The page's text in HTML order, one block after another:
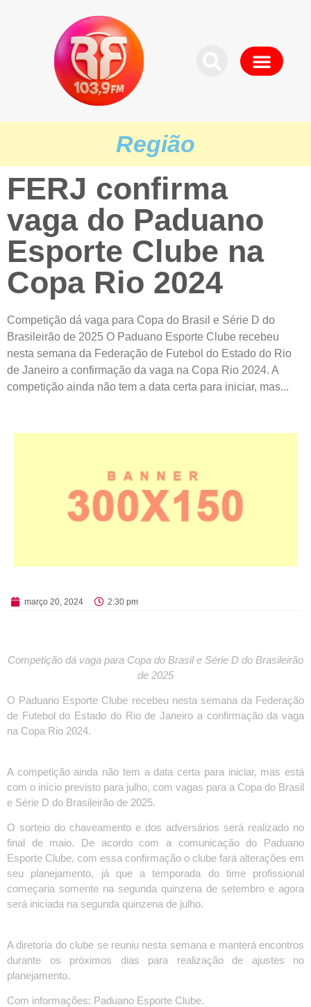
Região
FERJ confirma
vaga do Paduano
Esporte Clube na
Copa Rio 2024
Competição dá vaga para Copa do Brasil e Série D do
Brasileirão de 2025 O Paduano Esporte Clube recebeu
nesta semana da Federação de Futebol do Estado do Rio
de Janeiro a confirmação da vaga na Copa Rio 2024. A
competição ainda não tem a data certa para iniciar, mas...
março 20, 2024 2:30 pm
Competição dá vaga para Copa do Brasil e Série D do Brasileirão
de 2025
O Paduano Esporte Clube recebeu nesta semana da Federação
de Futebol do Estado do Rio de Janeiro a confirmação da vaga
na Copa Rio 2024.
A competição ainda não tem a data certa para iniciar, mas está
com o início previsto para julho, com vagas para a Copa do Brasil
e Série D do Brasileirão de 2025.
O sorteio do chaveamento e dos adversários será realizado no
final de maio. De acordo com a comunicação do Paduano
Esporte Clube, com essa confirmação o clube fará alterações em
seu planejamento, já que a temporada do time profissional
começaria somente na segunda quinzena de setembro e agora
será iniciada na segunda quinzena de julho.
A diretoria do clube se reuniu nesta semana e manterá encontros
durante os próximos dias para realização de ajustes no
planejamento.
Com informações: Paduano Esporte Clube.